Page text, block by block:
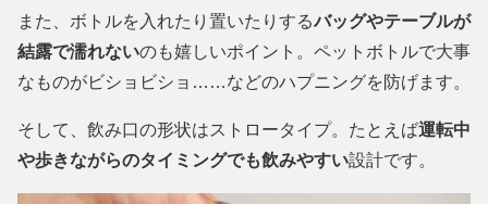
また、ボトルを入れたり置いたりするバッグやテーブルが
結露で濡れないのも嬉しいポイント。ペットボトルで大事
なものがビショビショ……などのハプニングを防げます。
そして、飲み口の形状はストロータイプ。たとえば運転中
や歩きながらのタイミングでも飲みやすい設計です。